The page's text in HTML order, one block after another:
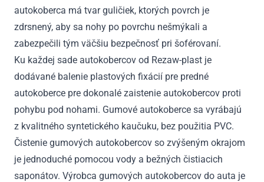
autokoberca má tvar guličiek, ktorých povrch je
zdrsnený, aby sa nohy po povrchu nešmýkali a
zabezpečili tým väčšiu bezpečnosť pri šoférovaní.
Ku každej sade autokobercov od Rezaw-plast je
dodávané balenie plastových fixácií pre predné
autokoberce pre dokonalé zaistenie autokobercov proti
pohybu pod nohami. Gumové autokoberce sa vyrábajú
z kvalitného syntetického kaučuku, bez použitia PVC.
Čistenie gumových autokobercov so zvýšeným okrajom
je jednoduché pomocou vody a bežných čistiacich
saponátov. Výrobca gumových autokobercov do auta je